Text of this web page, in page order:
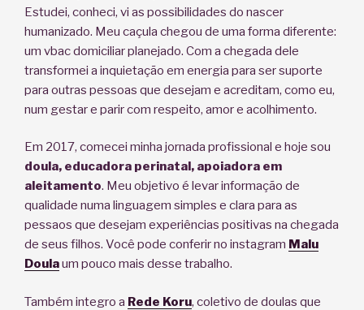
Estudei, conheci, vi as possibilidades do nascer
humanizado. Meu caçula chegou de uma forma diferente:
um vbac domiciliar planejado. Com a chegada dele
transformei a inquietação em energia para ser suporte
para outras pessoas que desejam e acreditam, como eu,
num gestar e parir com respeito, amor e acolhimento.
Em 2017, comecei minha jornada profissional e hoje sou
doula, educadora perinatal, apoiadora em
aleitamento. Meu objetivo é levar informação de
qualidade numa linguagem simples e clara para as
pessaos que desejam experiências positivas na chegada
de seus filhos. Você pode conferir no instagram Malu
Doulaum pouco mais desse trabalho.
Também integro a Rede Koru, coletivo de doulas que